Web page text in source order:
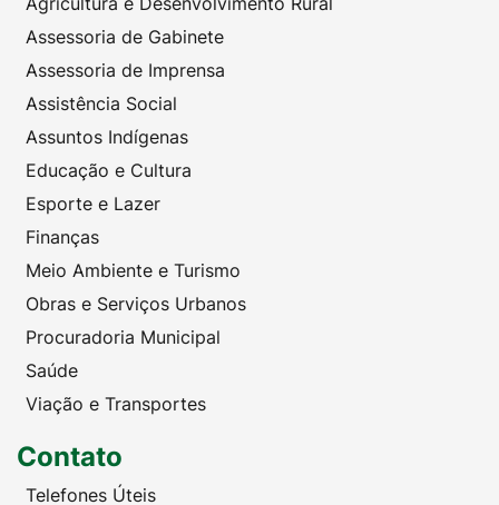
Assessoria de Gabinete
Assessoria de Imprensa
Assistência Social
Assuntos Indígenas
Educação e Cultura
Esporte e Lazer
Finanças
Meio Ambiente e Turismo
Obras e Serviços Urbanos
Procuradoria Municipal
Saúde
Viação e Transportes
Contato
Telefones Úteis